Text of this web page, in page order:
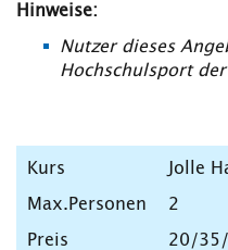
Hinweise:
Nutzer dieses
Hochschulsport
Jolle
2
20/